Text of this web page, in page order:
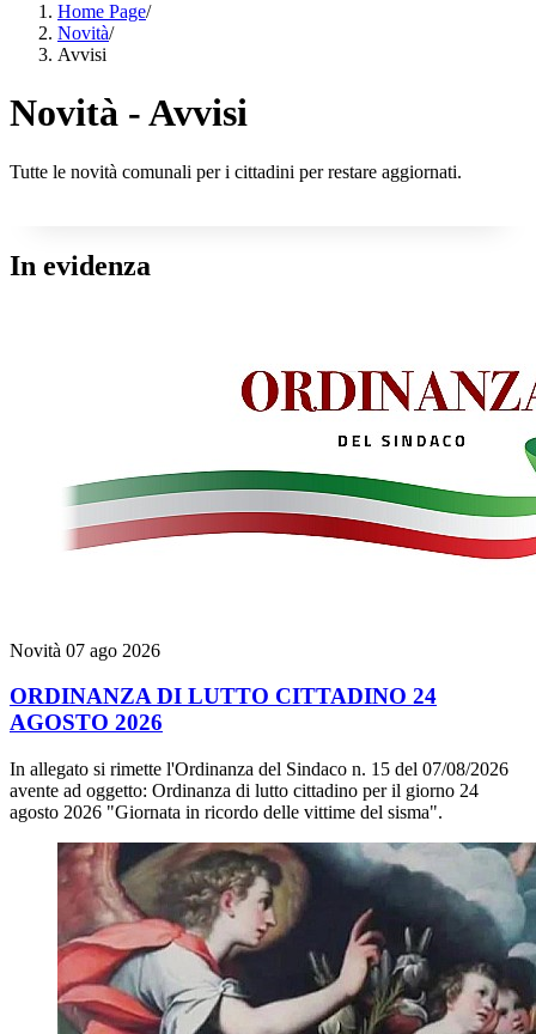
Home Page/
Novità/
Avvisi
Novità - Avvisi
Tutte le novità comunali per i cittadini per restare aggiornati.
In evidenza
Novità 07 ago 2026
ORDINANZA DI LUTTO CITTADINO 24
AGOSTO 2026
In allegato si rimette l'Ordinanza del Sindaco n. 15 del 07/08/2026
avente ad oggetto: Ordinanza di lutto cittadino per il giorno 24
agosto 2026 "Giornata in ricordo delle vittime del sisma".